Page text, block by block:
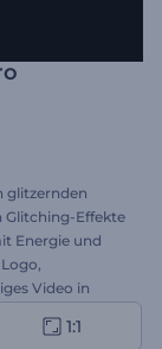
glitzernden
Glitching-Effekte
Energie und
Video in
sich in der
1:1